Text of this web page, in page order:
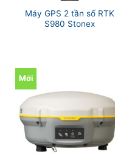
Máy GPS 2 tần số RTK
S980 Stonex
Mới